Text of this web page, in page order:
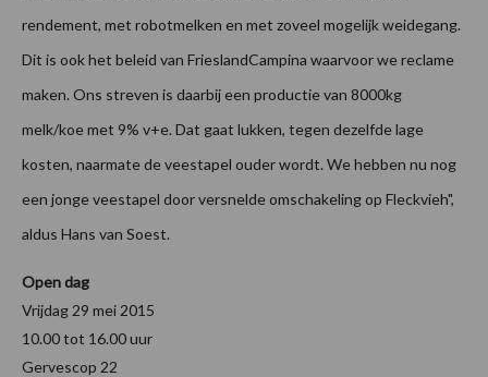
rendement, met robotmelken en met zoveel mogelijk weidegang.
Dit is ook het beleid van FrieslandCampina waarvoor we reclame
maken. Ons streven is daarbij een productie van 8000kg
melk/koe met 9% v+e. Dat gaat lukken, tegen dezelfde lage
kosten, naarmate de veestapel ouder wordt. We hebben nu nog
een jonge veestapel door versnelde omschakeling op Fleckvieh",
aldus Hans van Soest.
Open dag
Vrijdag 29 mei 2015
10.00 tot 16.00 uur
Gervescop 22